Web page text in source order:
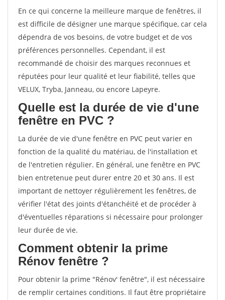
En ce qui concerne la meilleure marque de fenêtres, il
est difficile de désigner une marque spécifique, car cela
dépendra de vos besoins, de votre budget et de vos
préférences personnelles. Cependant, il est
recommandé de choisir des marques reconnues et
réputées pour leur qualité et leur fiabilité, telles que
VELUX, Tryba, Janneau, ou encore Lapeyre.
Quelle est la durée de vie d'une
fenêtre en PVC ?
La durée de vie d'une fenêtre en PVC peut varier en
fonction de la qualité du matériau, de l'installation et
de l'entretien régulier. En général, une fenêtre en PVC
bien entretenue peut durer entre 20 et 30 ans. Il est
important de nettoyer régulièrement les fenêtres, de
vérifier l'état des joints d'étanchéité et de procéder à
d'éventuelles réparations si nécessaire pour prolonger
leur durée de vie.
Comment obtenir la prime
Rénov fenêtre ?
Pour obtenir la prime "Rénov' fenêtre", il est nécessaire
de remplir certaines conditions. Il faut être propriétaire